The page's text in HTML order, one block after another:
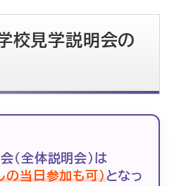
校見学説明会の
（全体説明会）は
の当日参加も可）となっ